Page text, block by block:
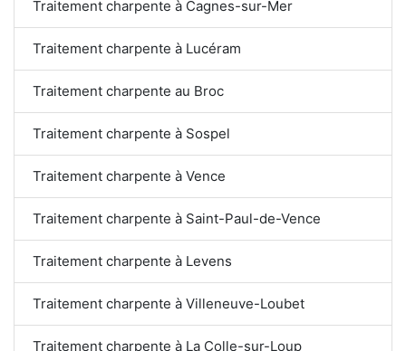
Traitement charpente à Cagnes-sur-Mer
Traitement charpente à Lucéram
Traitement charpente au Broc
Traitement charpente à Sospel
Traitement charpente à Vence
Traitement charpente à Saint-Paul-de-Vence
Traitement charpente à Levens
Traitement charpente à Villeneuve-Loubet
Traitement charpente à La Colle-sur-Loup